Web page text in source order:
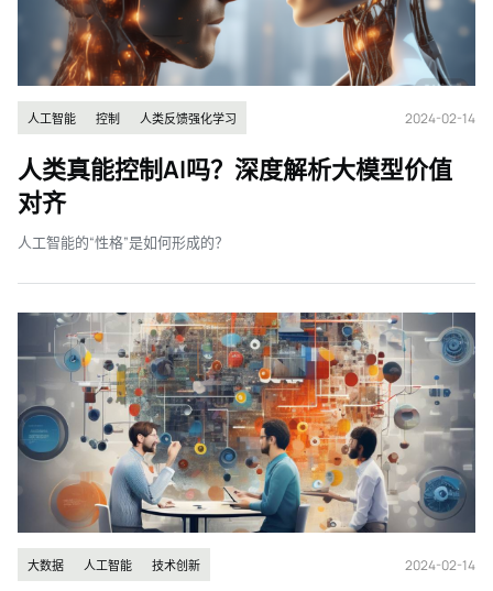
人工智能 控制 人类反馈强化学习 2024-02-14
人类真能控制AI吗？深度解析大模型价值
对齐
人工智能的“性格”是如何形成的？
大数据 人工智能 技术创新 2024-02-14